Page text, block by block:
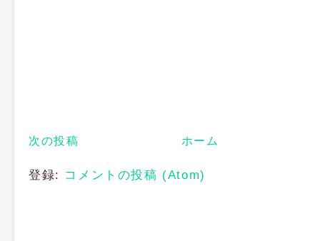
次の投稿 ホーム
登録: コメントの投稿 (Atom)